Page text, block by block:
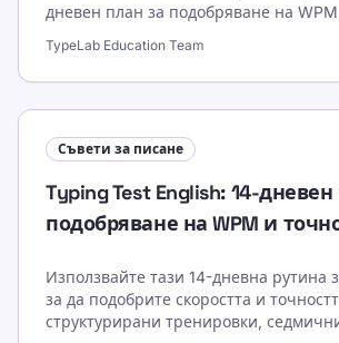
дневен план за подобряване на
последователността.
TypeLab Education Team
Съвети за писане
Typing Test English: 14-
подобряване на WPM и
Използвайте тази 14-дневна рутина
за да подобрите скоростта и
структурирани тренировки,